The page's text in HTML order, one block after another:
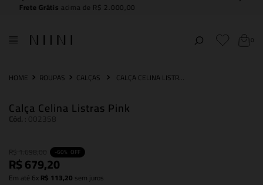
Compre eretire na NIINI JK Iguatemi
0
ROUPAS CALÇAS CALÇA CELINA LISTRAS PINK
Calça Celina Listras Pink
:
-60% OFF
R$679,20
Em até 6xR$ 113,20 sem juros